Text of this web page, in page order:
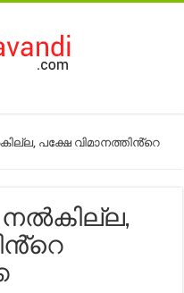
പക്ഷേ വിമാനത്തിൻ്റെ